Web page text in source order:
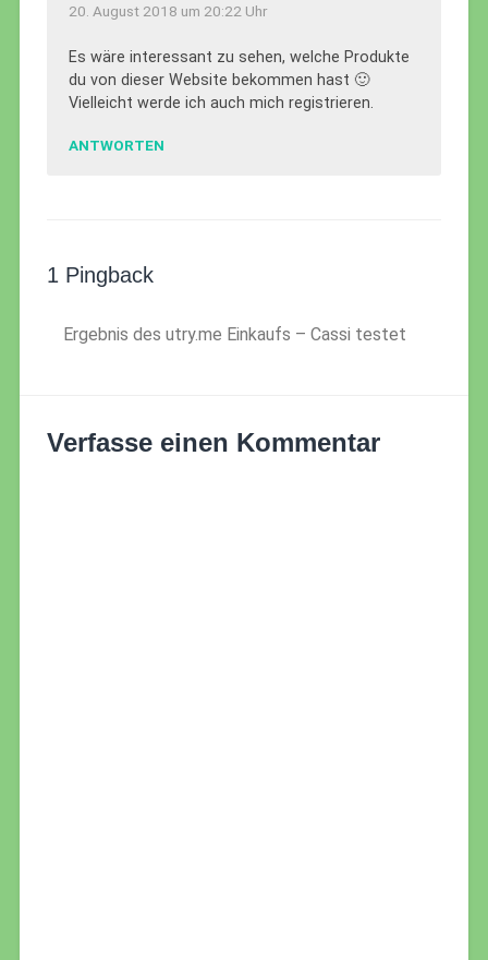
20. August 2018 um 20:22 Uhr
Es wäre interessant zu sehen, welche Produkte
du von dieser Website bekommen hast 🙂
Vielleicht werde ich auch mich registrieren.
ANTWORTEN
1 Pingback
Ergebnis des utry.me Einkaufs – Cassi testet
Verfasse einen Kommentar